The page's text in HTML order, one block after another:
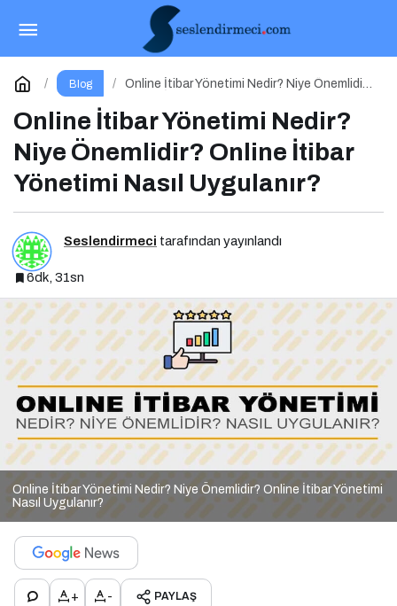
Blog
Online İtibar Yönetimi Nedir? Niye Önemlidir?
Online İtibar Yönetimi Nedir?
Niye Önemlidir? Online İtibar
Yönetimi Nasıl Uygulanır?
Seslendirmeci tarafından yayınlandı
6dk, 31sn
Online İtibar Yönetimi Nedir? Niye Önemlidir? Online İtibar Yönetimi
Nasıl Uygulanır?
+ - PAYLAŞ
İçerik Üretimi Nedir? Niye Önemlidir? İçerik
Üretimi Nasıl Yapılır?
Yorum Yap